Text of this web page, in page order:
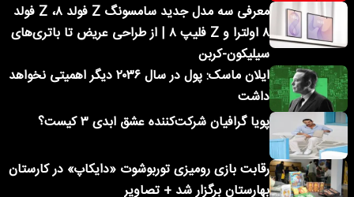
معرفی سه مدل جدید سامسونگ Z فولد ۸، Z فولد
۸ اولترا و Z فلیپ ۸ | از طراحی عریض تا باتری‌های
سیلیکون-کربن
ایلان ماسک: پول در سال ۲۰۳۶ دیگر اهمیتی نخواهد
داشت
پویا گرافیان شرکت‌کننده عشق ابدی ۳ کیست؟
رقابت بازی رومیزی توربوشوت «دایکاپ» در کارستان
بهارستان برگزار شد + تصاویر